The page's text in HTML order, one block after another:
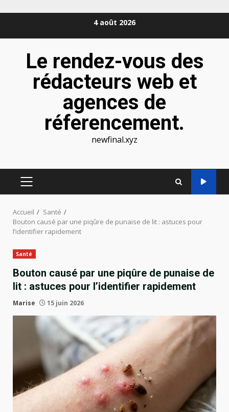
4 août 2026
Le rendez-vous des
rédacteurs web et
agences de
réferencement.
newfinal.xyz
MENU
Accueil
Santé
Bouton causé par une piqûre de punaise de lit : astuces pour
l’identifier rapidement
Santé
Bouton causé par une piqûre de punaise de
lit : astuces pour l’identifier rapidement
Marise 15 juin 2026